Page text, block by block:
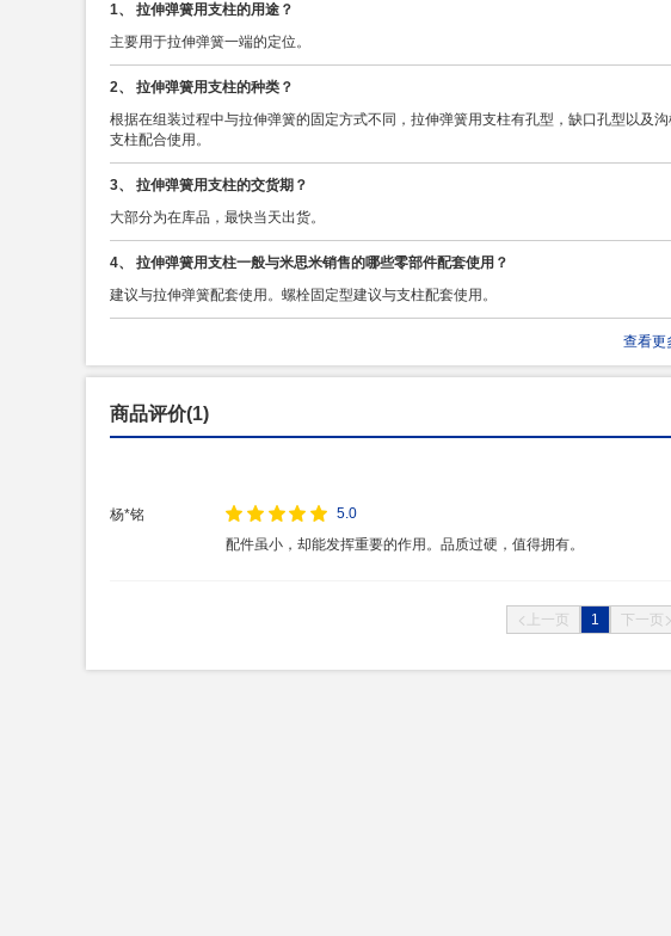
1、 拉伸弹簧用支柱的用途？
主要用于拉伸弹簧一端的定位。
2、 拉伸弹簧用支柱的种类？
根据在组装过程中与拉伸弹簧的固定方式不同，拉伸弹簧用支柱有孔型，缺口孔型以及
支柱配合使用。
3、 拉伸弹簧用支柱的交货期？
大部分为在库品，最快当天出货。
4、 拉伸弹簧用支柱一般与米思米销售的哪些零部件配套使用？
建议与拉伸弹簧配套使用。螺栓固定型建议与支柱配套使用。
查看更
商品评价(1)
杨*铭 5.0
配件虽小，却能发挥重要的作用。品质过硬，值得拥有。
上一页 1 下一页